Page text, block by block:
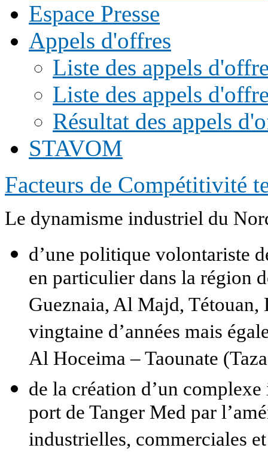
Espace Presse
Appels d'offres
Liste des appels
Liste des appels
Résultat des appels
STAVOM
Facteurs de Compétitivité
Le dynamisme industriel du
d’une politique volontariste
en particulier dans la région
Gueznaia, Al Majd, Tétouan,
vingtaine d’années mais
Al Hoceima – Taounate
de la création d’un
port de Tanger Med par
industrielles, commerciales